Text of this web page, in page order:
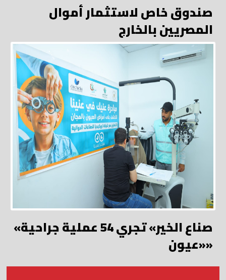
صندوق خاص لاستثمار أموال
المصريين بالخارج
«صناع الخير» تجري 54 عملية جراحية
«عيون»